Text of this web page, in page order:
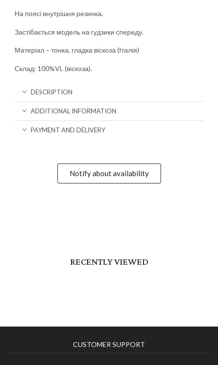
На поясі внутрішня резинка.
Застібається модель на гудзики спереду.
Матеріал – тонка, гладка віскоза (Італія)
Склад: 100%VL (віскоза).
DESCRIPTION
ADDITIONAL INFORMATION
PAYMENT AND DELIVERY
Notify about availability
RECENTLY VIEWED
CUSTOMER SUPPORT